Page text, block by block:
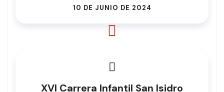
10 DE JUNIO DE 2024
XVI Carrera Infantil San Isidro